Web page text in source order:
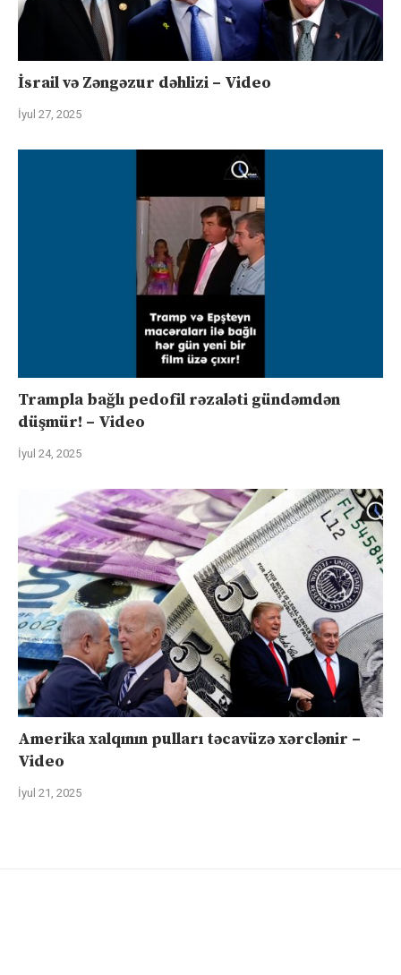
İsrail və Zəngəzur dəhlizi – Video
İyul 27, 2025
Trampla bağlı pedofil rəzaləti gündəmdən
düşmür! – Video
İyul 24, 2025
Amerika xalqının pulları təcavüzə xərclənir –
Video
İyul 21, 2025